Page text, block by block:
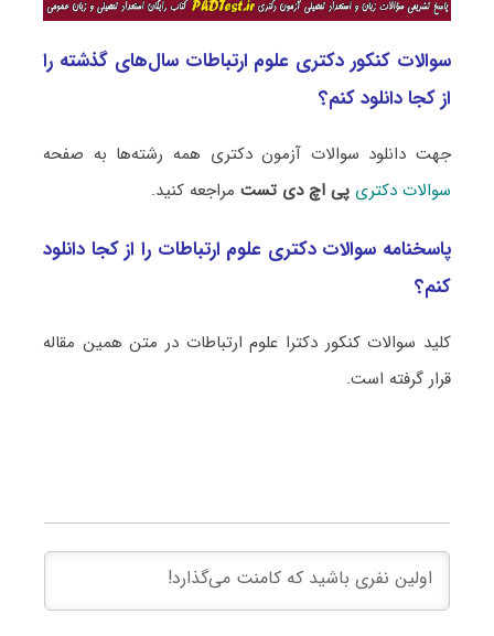
سوالات کنکور دکتری علوم ارتباطات سال‌های گذشته را
از کجا دانلود کنم؟
جهت دانلود سوالات آزمون دکتری همه رشته‌ها به صفحه
سوالات دکتری پی اچ دی تستمراجعه کنید.
پاسخنامه سوالات دکتری علوم ارتباطات را از کجا دانلود
کنم؟
کلید سوالات کنکور دکترا علوم ارتباطات در متن همین مقاله
قرار گرفته است.